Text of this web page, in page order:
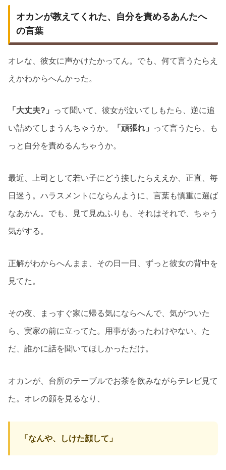
オカンが教えてくれた、自分を責めるあんたへ
の言葉
オレな、彼女に声かけたかってん。でも、何て言うたらえ
えかわからへんかった。
「大丈夫?」 って聞いて、彼女が泣いてしもたら、逆に追
い詰めてしまうんちゃうか。 「頑張れ」 って言うたら、も
っと自分を責めるんちゃうか。
最近、上司として若い子にどう接したらええか、正直、毎
日迷う。ハラスメントにならんように、言葉も慎重に選ば
なあかん。でも、見て見ぬふりも、それはそれで、ちゃう
気がする。
正解がわからへんまま、その日一日、ずっと彼女の背中を
見てた。
その夜、まっすぐ家に帰る気にならへんで、気がついた
ら、実家の前に立ってた。用事があったわけやない。た
だ、誰かに話を聞いてほしかっただけ。
オカンが、台所のテーブルでお茶を飲みながらテレビ見て
た。オレの顔を見るなり、
「なんや、しけた顔して」